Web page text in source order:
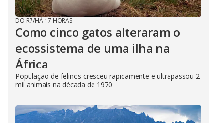
DO R7/HÁ 17 HORAS
Como cinco gatos alteraram o
ecossistema de uma ilha na
África
População de felinos cresceu rapidamente e ultrapassou 2
mil animais na década de 1970